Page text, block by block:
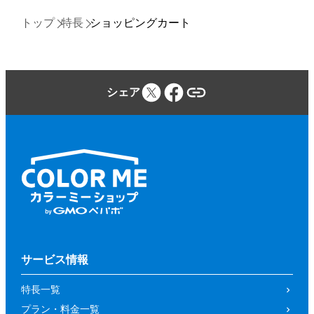
トップ 特長 ショッピングカート
シェア
サービス情報
特長一覧
プラン・料金一覧